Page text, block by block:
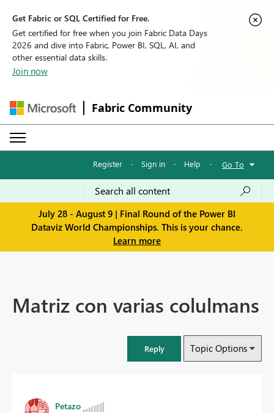
Get Fabric or SQL Certified for Free.
Get certified for free when you join Fabric Data Days
2026 and dive into Fabric, Power BI, SQL, AI, and
other essential data skills.
Join now
Fabric Community
Register · Sign in · Help · Go To
July 28 - August 9 | Final Round of the Power BI
Dataviz World Championships. This is your chance.
Learn more
Matriz con varias colulmans
Reply Topic Options
Petazo